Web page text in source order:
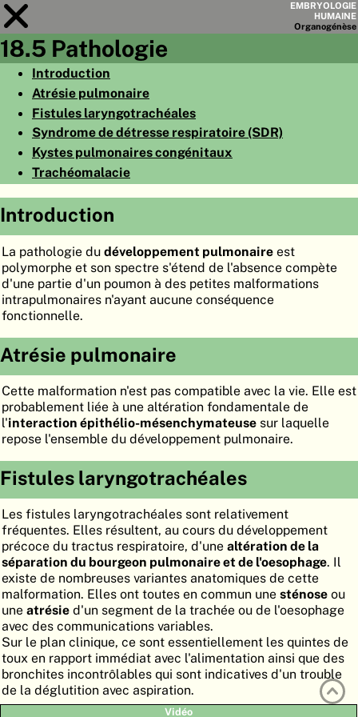
EMBRYOLOGIE
HUMAINE
Organogénèse
Module18
OBJECTIFS
◀PAGES▶
ACCUEIL
ATLASEMBRYOLOGY
RECHERCHER
DE
EN
18.5 Pathologie
Introduction
Atrésie pulmonaire
Fistules laryngotrachéales
Syndrome de détresse respiratoire (SDR)
Kystes pulmonaires congénitaux
Trachéomalacie
Introduction
La pathologie du développement pulmonaire est
polymorphe et son spectre s'étend de l'absence compète
d'une partie d'un poumon à des petites malformations
intrapulmonaires n'ayant aucune conséquence
fonctionnelle.
Atrésie pulmonaire
Cette malformation n'est pas compatible avec la vie. Elle est
probablement liée à une altération fondamentale de
l'interaction épithélio-mésenchymateuse sur laquelle
repose l'ensemble du développement pulmonaire.
Fistules laryngotrachéales
Les fistules laryngotrachéales sont relativement
fréquentes. Elles résultent, au cours du développement
précoce du tractus respiratoire, d'une altération de la
séparation du bourgeon pulmonaire et de l'oesophage. Il
existe de nombreuses variantes anatomiques de cette
malformation. Elles ont toutes en commun une sténose ou
une atrésie d'un segment de la trachée ou de l'oesophage
avec des communications variables.
Sur le plan clinique, ce sont essentiellement les quintes de
toux en rapport immédiat avec l'alimentation ainsi que des
bronchites incontrôlables qui sont indicatives d'un trouble
de la déglutition avec aspiration.
Vidéo